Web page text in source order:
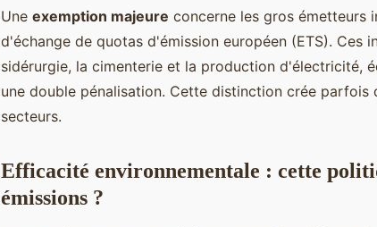
Une exemption majeure concerne les gros émetteurs
d'échange de quotas d'émission européen (ETS). Ces
sidérurgie, la cimenterie et la production d'électricité,
une double pénalisation. Cette distinction crée
secteurs.
Efficacité environnementale : cette
émissions ?